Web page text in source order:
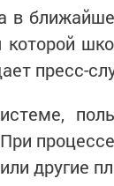
в
пресс-
другие